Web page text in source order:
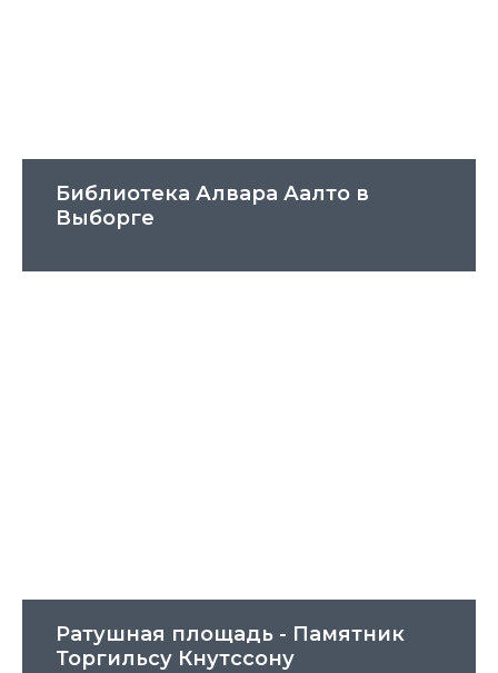
Библиотека Алвара Аалто в
Выборге
Ратушная площадь - Памятник
Торгильсу Кнутссону